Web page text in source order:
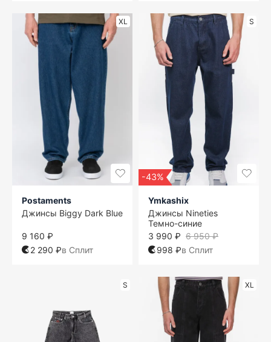
XL
Postaments
Джинсы Biggy Dark Blue
9 160 ₽
2 290 ₽в Сплит
S
-43%
Ymkashix
Джинсы Nineties
Темно-синие
6 950 ₽
3 990 ₽
998 ₽в Сплит
S XL